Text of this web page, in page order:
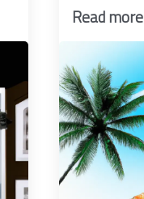
Read more